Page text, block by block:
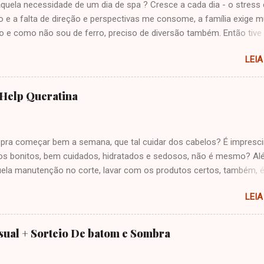
necessidade de um dia de spa ? Cresce a cada dia - o stress
e a falta de direção e perspectivas me consome, a família exige
e como não sou de ferro, preciso de diversão também. Então tive
passada ainda não acabou, está tudo muito corrido e não parei um
Trabalhei no sábado, saí à noite, passei o domingo em churrasco
do maridão e encerramos a tarde tomando banho de cachoeira.
o corpo pedindo pausa... Vou dormir feito pedra as poucas
começar bem a semana? Sorteio de mini gloss de O Boticário,
nesse post com nome e e-mail até dia 20 de janeiro. UPDATE:
viu?
Queratina
começar bem a semana, que tal cuidar dos cabelos? É
bonitos, bem cuidados, hidratados e sedosos, não é mesmo?
manutenção no corte, lavar com os produtos certos, também, é
fabricação de produtos naturais, sem testá-los em animais. Suas
contêm ativos naturais e sem adição de sal. Cada produto
um desafio realmente especial, onde a diferenciação começa
matérias-primas, processo de produção, acondicionamento em
recicláveis, às formulações que utilizam bases muito suaves,
+ Sorteio De batom e Sombra